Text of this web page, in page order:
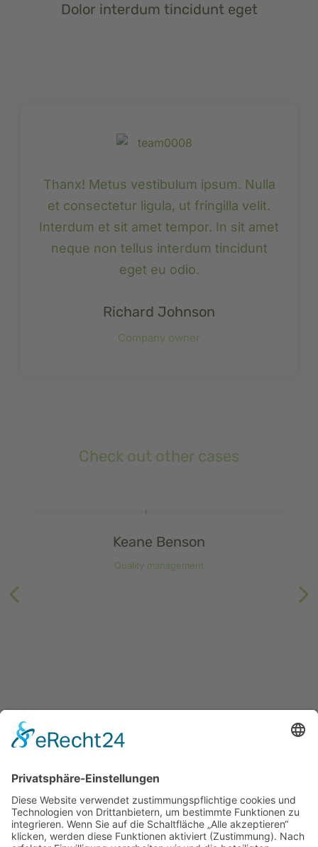
Dolor interdum tincidunt eget
Thanx! Metus vestibulum ipsum. Nulla
et consectetur ligula, ut fringilla velit.
Interdum et sit amet tempor. In sit amet
neque non tellus interdum tincidunt
eget eu odio.
Richard Johnson
Company owner
Check out other cases
Keane Benson
Quality management
Archiv